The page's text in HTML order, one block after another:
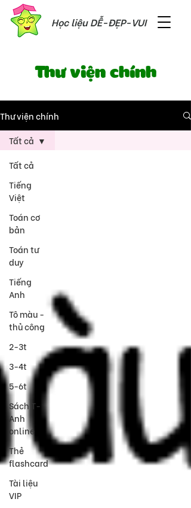
Học liệu DỄ-ĐẸP-VUI
Thư viện chính
Thư viện chính
Tất cả
Tiếng
Việt
Toán cơ
bản
Toán tư
duy
Tiếng
Anh
Tô màu -
thủ công
2-3t
3-4t
5-6t
Sách T-
Anh
online
Thẻ
flashcard
Tài liệu
VIP
Tất cả